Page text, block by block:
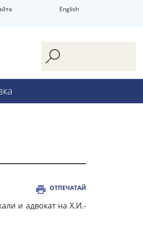
English
ОТПЕЧАТАЙ
и адвокат на Х.И.-